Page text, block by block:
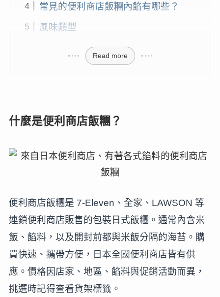
常見的便利商店飯糰內餡有哪些？
風味類型
Read more
什麼是便利商店飯糰？
便利商店飯糰是 7-Eleven、全家、LAWSON 等
連鎖便利商店販售的包裝日式飯糰。通常內含米
飯、餡料，以及開封前都與米飯分隔的海苔。購
買快速、攜帶方便，日本全國便利商店皆有供
應。價格因店家、地區、餡料與促銷活動而異，
挑選時記得查看貨架標籤。